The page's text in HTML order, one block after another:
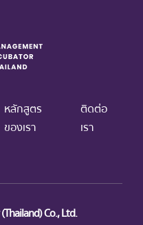
หลักสูตร
ของเรา
ติดต่อ
เรา
Co., Ltd.